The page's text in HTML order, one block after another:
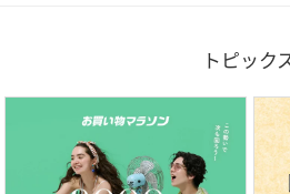
トピック